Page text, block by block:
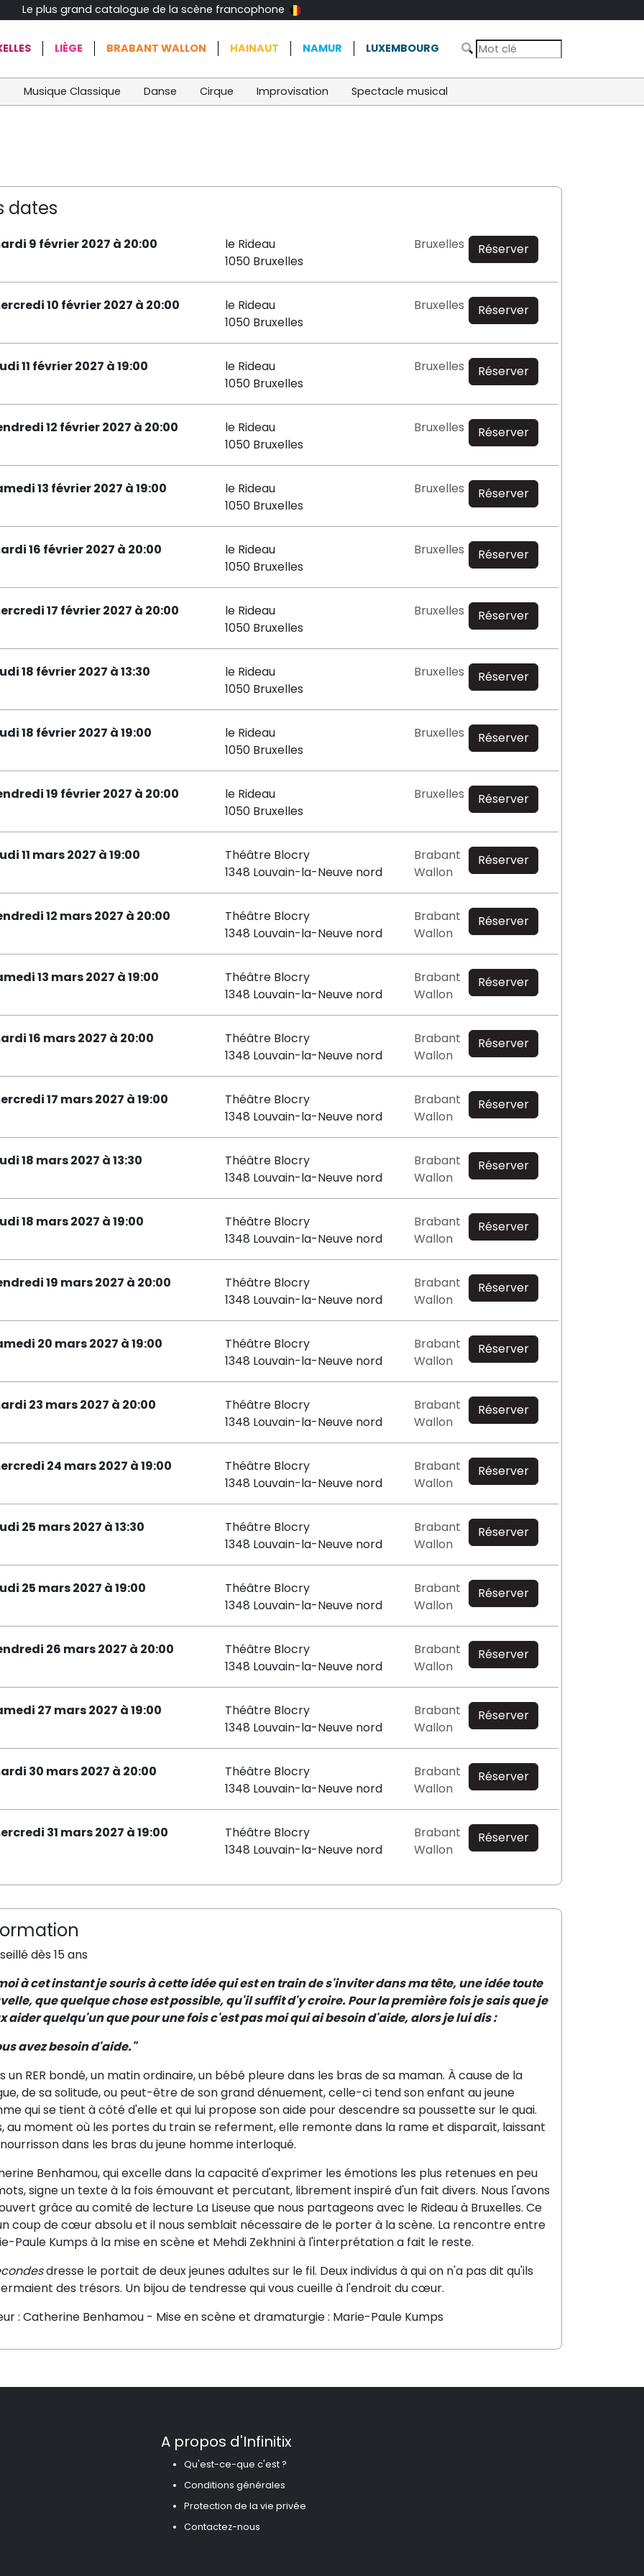
Le plus grand catalogue de la scène francophone
LIÈGE BRABANT WALLON HAINAUT NAMUR LUXEMBOURG
Musique Classique Danse Cirque Improvisation Spectacle musical
dates
9 février 2027 à 20:00
le Rideau
1050 Bruxelles
Bruxelles Réserver
10 février 2027 à 20:00
le Rideau
1050 Bruxelles
Bruxelles Réserver
11 février 2027 à 19:00
le Rideau
1050 Bruxelles
Bruxelles Réserver
12 février 2027 à 20:00
le Rideau
1050 Bruxelles
Bruxelles Réserver
13 février 2027 à 19:00
le Rideau
1050 Bruxelles
Bruxelles Réserver
16 février 2027 à 20:00
le Rideau
1050 Bruxelles
Bruxelles Réserver
17 février 2027 à 20:00
le Rideau
1050 Bruxelles
Bruxelles Réserver
18 février 2027 à 13:30
le Rideau
1050 Bruxelles
Bruxelles Réserver
18 février 2027 à 19:00
le Rideau
1050 Bruxelles
Bruxelles Réserver
19 février 2027 à 20:00
le Rideau
1050 Bruxelles
Bruxelles Réserver
11 mars 2027 à 19:00
Théâtre Blocry
1348 Louvain-la-Neuve nord
Brabant
Wallon
Réserver
12 mars 2027 à 20:00
Théâtre Blocry
1348 Louvain-la-Neuve nord
Brabant
Wallon
Réserver
13 mars 2027 à 19:00
Théâtre Blocry
1348 Louvain-la-Neuve nord
Brabant
Wallon
Réserver
16 mars 2027 à 20:00
Théâtre Blocry
1348 Louvain-la-Neuve nord
Brabant
Wallon
Réserver
17 mars 2027 à 19:00
Théâtre Blocry
1348 Louvain-la-Neuve nord
Brabant
Wallon
Réserver
18 mars 2027 à 13:30
Théâtre Blocry
1348 Louvain-la-Neuve nord
Brabant
Wallon
Réserver
18 mars 2027 à 19:00
Théâtre Blocry
1348 Louvain-la-Neuve nord
Brabant
Wallon
Réserver
19 mars 2027 à 20:00
Théâtre Blocry
1348 Louvain-la-Neuve nord
Brabant
Wallon
Réserver
20 mars 2027 à 19:00
Théâtre Blocry
1348 Louvain-la-Neuve nord
Brabant
Wallon
Réserver
23 mars 2027 à 20:00
Théâtre Blocry
1348 Louvain-la-Neuve nord
Brabant
Wallon
Réserver
24 mars 2027 à 19:00
Théâtre Blocry
1348 Louvain-la-Neuve nord
Brabant
Wallon
Réserver
25 mars 2027 à 13:30
Théâtre Blocry
1348 Louvain-la-Neuve nord
Brabant
Wallon
Réserver
25 mars 2027 à 19:00
Théâtre Blocry
1348 Louvain-la-Neuve nord
Brabant
Wallon
Réserver
26 mars 2027 à 20:00
Théâtre Blocry
1348 Louvain-la-Neuve nord
Brabant
Wallon
Réserver
27 mars 2027 à 19:00
Théâtre Blocry
1348 Louvain-la-Neuve nord
Brabant
Wallon
Réserver
30 mars 2027 à 20:00
Théâtre Blocry
1348 Louvain-la-Neuve nord
Brabant
Wallon
Réserver
31 mars 2027 à 19:00
Théâtre Blocry
1348 Louvain-la-Neuve nord
Brabant
Wallon
Réserver
dès 15 ans
à cet instant je souris à cette idée qui est en train de s'inviter dans ma tête, une idée toute
que quelque chose est possible, qu'il suffit d'y croire. Pour la première fois je sais que je
aider quelqu'un que pour une fois c'est pas moi qui ai besoin d'aide, alors je lui dis :
avez besoin d'aide."
un RER bondé, un matin ordinaire, un bébé pleure dans les bras de sa maman. À cause de la
de sa solitude, ou peut-être de son grand dénuement, celle-ci tend son enfant au jeune
qui se tient à côté d'elle et qui lui propose son aide pour descendre sa poussette sur le quai.
au moment où les portes du train se referment, elle remonte dans la rame et disparaît, laissant
dans les bras du jeune homme interloqué.
Benhamou, qui excelle dans la capacité d'exprimer les émotions les plus retenues en peu
signe un texte à la fois émouvant et percutant, librement inspiré d'un fait divers. Nous l'avons
grâce au comité de lecture La Liseuse que nous partageons avec le Rideau à Bruxelles. Ce
coup de cœur absolu et il nous semblait nécessaire de le porter à la scène. La rencontre entre
Paule Kumps à la mise en scène et Mehdi Zekhnini à l'interprétation a fait le reste.
dresse le portait de deux jeunes adultes sur le fil. Deux individus à qui on n'a pas dit qu'ils
des trésors. Un bijou de tendresse qui vous cueille à l'endroit du cœur.
: Catherine Benhamou - Mise en scène et dramaturgie : Marie-Paule Kumps
A propos d'Infinitix
Qu'est-ce-que c'est ?
Conditions générales
Protection de la vie privée
Contactez-nous